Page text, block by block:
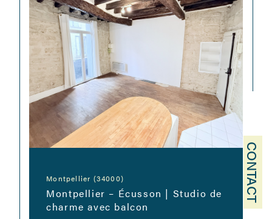
CONTACT
Montpellier (34000)
Montpellier – Écusson | Studio de
charme avec balcon